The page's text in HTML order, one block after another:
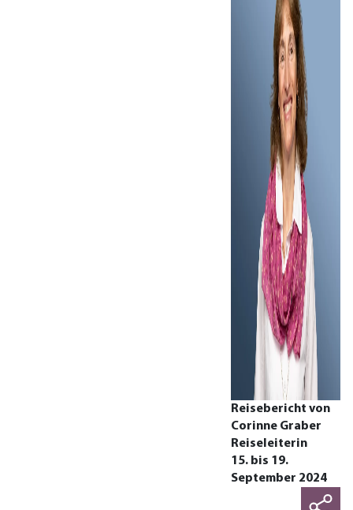
Reisebericht von
Corinne Graber
Reiseleiterin
15. bis 19.
September 2024